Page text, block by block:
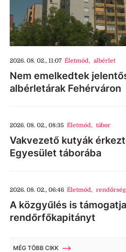
2026. 08. 02., 11:07 Életmód, albérlet
Nem emelkedtek
albérletárak Fehérváron
2026. 08. 02., 08:35 Életmód, tábor
Vakvezető kutyák
Egyesület táborába
2026. 08. 02., 06:46 Életmód, rendőrség
A közgyűlés is
rendőrfőkapitányt
MÉG TÖBB CIKK